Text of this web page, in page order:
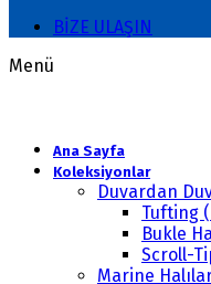
BİZE ULAŞIN
Menü
Ana Sayfa
Koleksiyonlar
Duvardan
Tufting
Bukle
Scroll-
Marine